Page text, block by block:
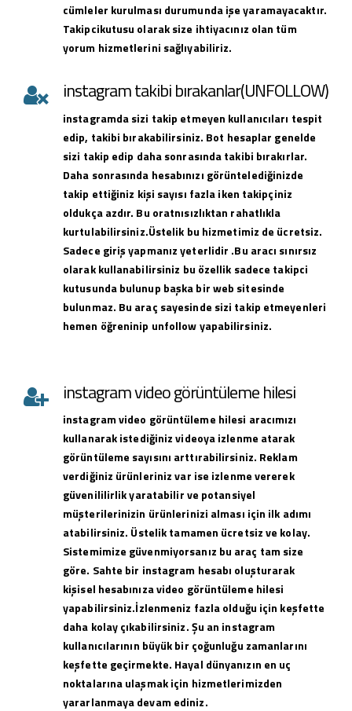
cümleler kurulması durumunda işe yaramayacaktır.
Takipcikutusu olarak size ihtiyacınız olan tüm
yorum hizmetlerini sağlıyabiliriz.
instagram takibi bırakanlar(UNFOLLOW)
instagramda sizi takip etmeyen kullanıcıları tespit
edip, takibi bırakabilirsiniz. Bot hesaplar genelde
sizi takip edip daha sonrasında takibi bırakırlar.
Daha sonrasında hesabınızı görüntelediğinizde
takip ettiğiniz kişi sayısı fazla iken takipçiniz
oldukça azdır. Bu oratnısızlıktan rahatlıkla
kurtulabilirsiniz.Üstelik bu hizmetimiz de ücretsiz.
Sadece giriş yapmanız yeterlidir .Bu aracı sınırsız
olarak kullanabilirsiniz bu özellik sadece takipci
kutusunda bulunup başka bir web sitesinde
bulunmaz. Bu araç sayesinde sizi takip etmeyenleri
hemen öğreninip unfollow yapabilirsiniz.
instagram video görüntüleme hilesi
instagramvideo görüntüleme hilesi aracımızı
kullanarak istediğiniz videoya izlenme atarak
görüntüleme sayısını arttırabilirsiniz. Reklam
verdiğiniz ürünleriniz var ise izlenme vererek
güvenililirlik yaratabilir ve potansiyel
müşterilerinizin ürünlerinizi alması için ilk adımı
atabilirsiniz. Üstelik tamamen ücretsiz ve kolay.
Sistemimize güvenmiyorsanız bu araç tam size
göre. Sahte bir instagram hesabı oluşturarak
kişisel hesabınıza video görüntüleme hilesi
yapabilirsiniz.İzlenmeniz fazla olduğu için keşfette
daha kolay çıkabilirsiniz. Şu an instagram
kullanıcılarının büyük bir çoğunluğu zamanlarını
keşfette geçirmekte. Hayal dünyanızın en uç
noktalarına ulaşmak için hizmetlerimizden
yararlanmaya devam ediniz.